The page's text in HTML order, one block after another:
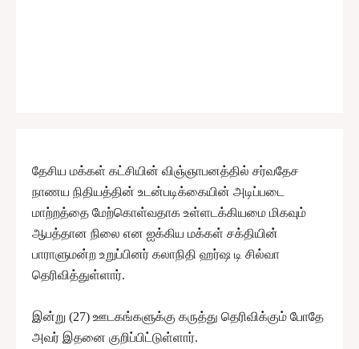
தேசிய மக்கள் கட்சியின் விஞ்ஞாபனத்தில் சர்வதேச
நாணய நிதியத்தின் உடன்படிக்கையின் அடிப்படை
மாற்றத்தை மேற்கொள்வதாக உள்ளடக்கியமை மிகவும்
ஆபத்தான நிலை என ஐக்கிய மக்கள் சக்தியின்
பாராளுமன்ற உறுப்பினர் கலாநிதி ஹர்ஷ டி சில்வா
தெரிவித்துள்ளார்.
இன்று (27) ஊடகங்களுக்கு கருத்து தெரிவிக்கும் போதே
அவர் இதனை குறிப்பிட்டுள்ளார்.